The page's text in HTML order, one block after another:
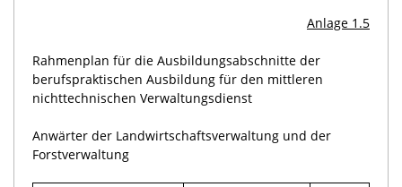
Anlage 1.5
Rahmenplan für die Ausbildungsabschnitte der
berufspraktischen Ausbildung für den mittleren
nichttechnischen Verwaltungsdienst
Anwärter der Landwirtschaftsverwaltung und der
Forstverwaltung